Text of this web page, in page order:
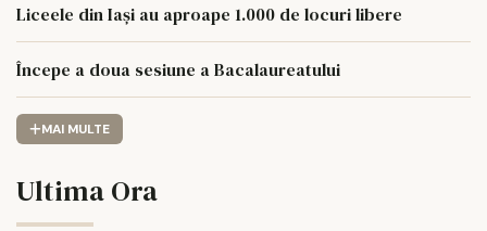
Liceele din Iași au aproape 1.000 de locuri libere
Începe a doua sesiune a Bacalaureatului
MAI MULTE
Ultima Ora